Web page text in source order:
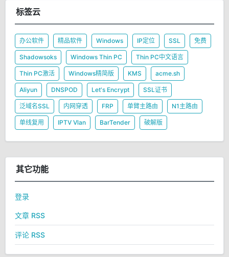
标签云
办公软件 精品软件 Windows IP定位 SSL 免费
Shadowsoks Windows Thin PC Thin PC中文语言
Thin PC激活 Windows精简版 KMS acme.sh
Aliyun DNSPOD Let's Encrypt SSL证书
泛域名SSL 内网穿透 FRP 单臂主路由 N1主路由
单线复用 IPTV Vlan BarTender 破解版
其它功能
登录
文章 RSS
评论 RSS